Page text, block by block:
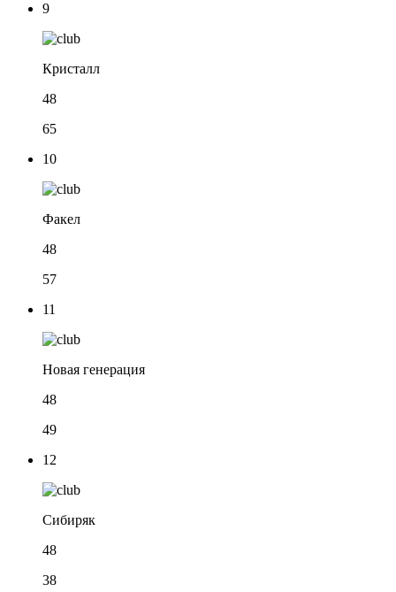
9
Кристалл
48
65
10
Факел
48
57
11
Новая генерация
48
49
12
Сибиряк
48
38